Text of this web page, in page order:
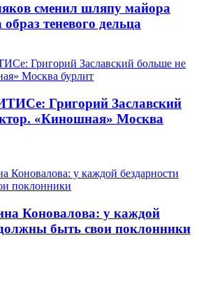
сменил шляпу майора
теневого дельца
Григорий Заславский
«Киношная» Москва
Коновалова: у каждой
быть свои поклонники